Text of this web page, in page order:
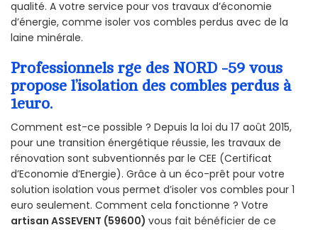
qualité. A votre service pour vos travaux d’économie
d’énergie, comme isoler vos combles perdus avec de la
laine minérale.
Professionnels rge des NORD -59 vous
propose l’isolation des combles perdus à
1euro.
Comment est-ce possible ? Depuis la loi du 17 août 2015,
pour une transition énergétique réussie, les travaux de
rénovation sont subventionnés par le CEE (Certificat
d’Economie d’Energie). Grâce à un éco-prêt pour votre
solution isolation vous permet d’isoler vos combles pour 1
euro seulement. Comment cela fonctionne ? Votre
artisan ASSEVENT (59600) vous fait bénéficier de ce